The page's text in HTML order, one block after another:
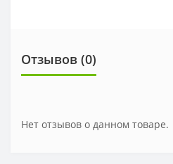
Отзывов (0)
Нет отзывов о данном товаре.